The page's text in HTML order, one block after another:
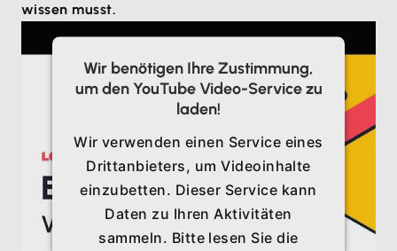
Wir benötigen Ihre Zustimmung,
um den YouTube Video-Service zu
laden!
Wir verwenden einen Service eines
Drittanbieters, um Videoinhalte
einzubetten. Dieser Service kann
Daten zu Ihren Aktivitäten
sammeln. Bitte lesen Sie die
wissen musst.